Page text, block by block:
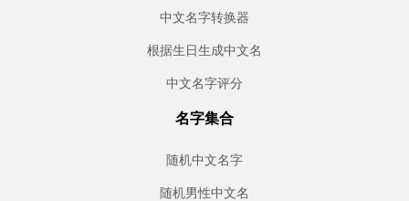
中文名字转换器
根据生日生成中文名
中文名字评分
名字集合
随机中文名字
随机男性中文名